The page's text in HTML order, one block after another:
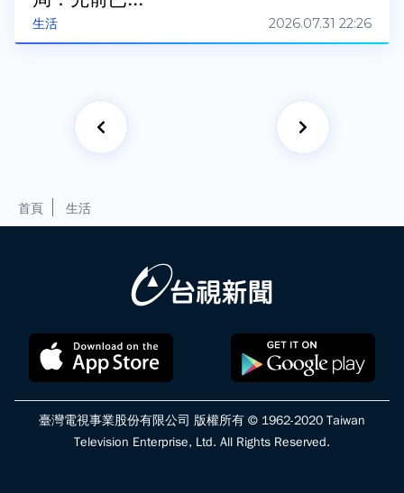
生活 2026.07.31 22:26
首頁 生活
臺灣電視事業股份有限公司 版權所有 © 1962-2020 Taiwan
Television Enterprise, Ltd. All Rights Reserved.